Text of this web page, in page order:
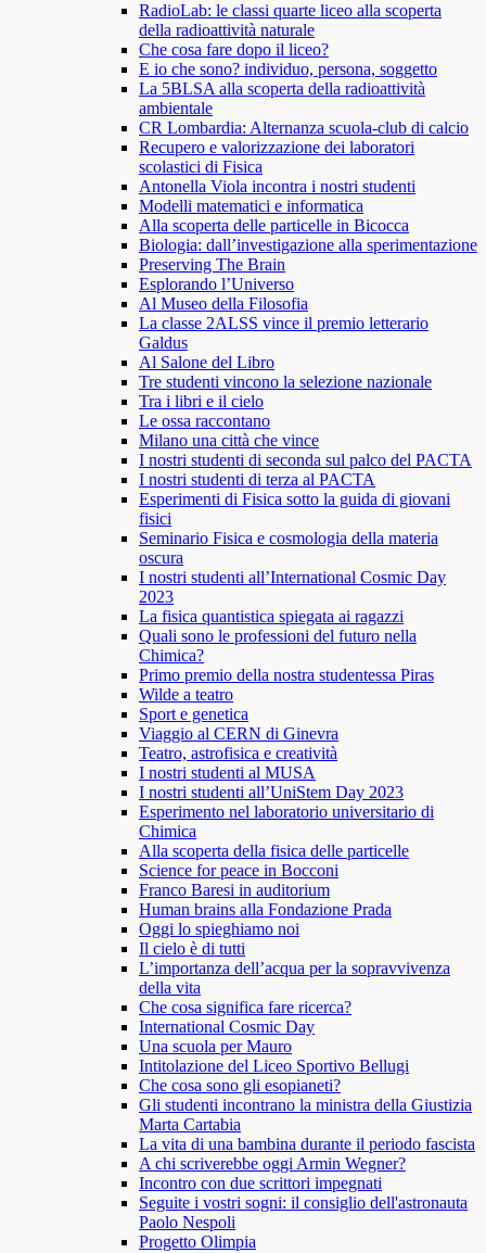
RadioLab: le classi quarte liceo alla scoperta
della radioattività naturale
Che cosa fare dopo il liceo?
E io che sono? individuo, persona, soggetto
La 5BLSA alla scoperta della radioattività
ambientale
CR Lombardia: Alternanza scuola-club di calcio
Recupero e valorizzazione dei laboratori
scolastici di Fisica
Antonella Viola incontra i nostri studenti
Modelli matematici e informatica
Alla scoperta delle particelle in Bicocca
Biologia: dall’investigazione alla sperimentazione
Preserving The Brain
Esplorando l’Universo
Al Museo della Filosofia
La classe 2ALSS vince il premio letterario
Galdus
Al Salone del Libro
Tre studenti vincono la selezione nazionale
Tra i libri e il cielo
Le ossa raccontano
Milano una città che vince
I nostri studenti di seconda sul palco del PACTA
I nostri studenti di terza al PACTA
Esperimenti di Fisica sotto la guida di giovani
fisici
Seminario Fisica e cosmologia della materia
oscura
I nostri studenti all’International Cosmic Day
2023
La fisica quantistica spiegata ai ragazzi
Quali sono le professioni del futuro nella
Chimica?
Primo premio della nostra studentessa Piras
Wilde a teatro
Sport e genetica
Viaggio al CERN di Ginevra
Teatro, astrofisica e creatività
I nostri studenti al MUSA
I nostri studenti all’UniStem Day 2023
Esperimento nel laboratorio universitario di
Chimica
Alla scoperta della fisica delle particelle
Science for peace in Bocconi
Franco Baresi in auditorium
Human brains alla Fondazione Prada
Oggi lo spieghiamo noi
Il cielo è di tutti
L’importanza dell’acqua per la sopravvivenza
della vita
Che cosa significa fare ricerca?
International Cosmic Day
Una scuola per Mauro
Intitolazione del Liceo Sportivo Bellugi
Che cosa sono gli esopianeti?
Gli studenti incontrano la ministra della Giustizia
Marta Cartabia
La vita di una bambina durante il periodo fascista
A chi scriverebbe oggi Armin Wegner?
Incontro con due scrittori impegnati
Seguite i vostri sogni: il consiglio dell'astronauta
Paolo Nespoli
Progetto Olimpia